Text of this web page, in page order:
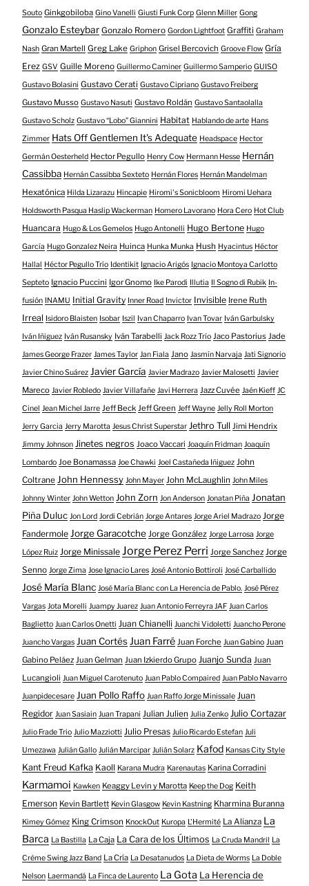
Souto Ginkgobiloba Gino Vanelli Giusti Funk Corp Glenn Miller Gong
Gonzalo Esteybar Gonzalo Romero Gordon Lightfoot Graffiti Graham
Nash Gran Martell Greg Lake Griphon Grisel Bercovich Groove Flow Gría
Erez GSV Guille Moreno Guillermo Caminer Guillermo Samperio GUISO
Gustavo Bolasini Gustavo Cerati Gustavo Cipriano Gustavo Freiberg
Gustavo Musso Gustavo Nasuti Gustavo Roldán Gustavo Santaolalla
Gustavo Scholz Gustavo “Lobo” Giannini Habitat Hablando de arte Hans
Zimmer Hats Off Gentlemen It's Adequate Headspace Hector
Germán Oesterheld Hector Pegullo Henry Cow Hermann Hesse Hernán
Cassibba Hernán Cassibba Sexteto Hernán Flores Hernán Mandelman
Hexatónica Hilda Lizarazu Hincapie Hiromi's Sonicbloom Hiromi Uehara
Holdsworth Pasqua Haslip Wackerman Homero Lavorano Hora Cero Hot Club
Huancara Hugo & Los Gemelos Hugo Antonelli Hugo Bertone Hugo
García Hugo Gonzalez Neira Huinca Hunka Munka Hush Hyacintus Héctor
Hallal Héctor Pegullo Trío Identikit Ignacio Arigós Ignacio Montoya Carlotto
Septeto Ignacio Puccini Igor Gnomo Ike Parodi Illutia Il Sogno di Rubik In-
fusión INAMU Initial Gravity Inner Road Invictor Invisible Irene Ruth
Irreal Isidoro Blaisten Isobar Iszil Ivan Chaparro Ivan Tovar Iván Garbulsky
Iván Iñiguez Iván Rusansky Iván Tarabelli Jack Rozz Trío Jaco Pastorius Jade
James George Frazer James Taylor Jan Fiala Jano Jasmín Narvaja Jati Signorio
Javier Chino Suárez Javier García Javier Madrazo Javier Malosetti Javier
Mareco Javier Robledo Javier Villafañe Javi Herrera Jazz Cuvée Jaén Kieff JC
Cinel Jean Michel Jarre Jeff Beck Jeff Green Jeff Wayne Jelly Roll Morton
Jerry Garcia Jerry Marotta Jesus Christ Superstar Jethro Tull Jimi Hendrix
Jimmy Johnson Jinetes negros Joaco Vaccari Joaquín Fridman Joaquín
Lombardo Joe Bonamassa Joe Chawki Joel Castañeda Iñiguez John
Coltrane John Hennessy John Mayer John McLaughlin John Miles
Johnny Winter John Wetton John Zorn Jon Anderson Jonatan Piña Jonatan
Piña Duluc Jon Lord Jordi Cebrián Jorge Antares Jorge Ariel Madrazo Jorge
Fandermole Jorge Garacotche Jorge González Jorge Larrosa Jorge
López Ruiz Jorge Minissale Jorge Perez Perri Jorge Sanchez Jorge
Senno Jorge Zima Jose Ignacio Lares José Antonio Bottiroli José Carballido
José María Blanc José María Blanc con La Herencia de Pablo. José Pérez
Vargas Jota Morelli Juampy Juarez Juan Antonio Ferreyra JAF Juan Carlos
Baglietto Juan Carlos Onetti Juan Chianelli Juanchi Vidoletti Juancho Perone
Juancho Vargas Juan Cortés Juan Farré Juan Forche Juan Gabino Juan
Gabino Peláez Juan Gelman Juan Izkierdo Grupo Juanjo Sunda Juan
Lucangioli Juan Miguel Carotenuto Juan Pablo Compaired Juan Pablo Navarro
Juanpidecesare Juan Pollo Raffo Juan Raffo Jorge Minissale Juan
Regidor Juan Sasiain Juan Trapani Julian Julien Julia Zenko Julio Cortazar
Julio Frade Trio Julio Mazziotti Julio Presas Julio Ricardo Estefan Juli
Umezawa Julián Gallo Julián Marcipar Julián Solarz Kafod Kansas City Style
Kant Freud Kafka Kaoll Karana Mudra Karenautas Karina Corradini
Karmamoi Kawken Keaggy Levin y Marotta Keep the Dog Keith
Emerson Kevin Bartlett Kevin Glasgow Kevin Kastning Kharmina Buranna
Kimey Gómez King Crimson KnockOut Kuropa L'Hermité La Alianza La
Barca La Bastilla La Caja La Cara de los Últimos La Cruda Mandril La
Créme Swing Jazz Band La Cría La Desatanudos La Dieta de Worms La Doble
Nelson Laermandá La Finca de Laurento La Gota La Herencia de